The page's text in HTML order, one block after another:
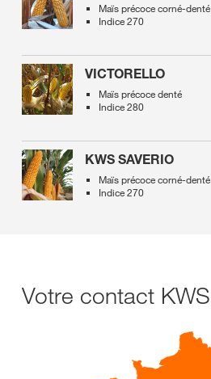
Maïs précoce corné-denté
Indice 270
VICTORELLO
Maïs précoce denté
Indice 280
KWS SAVERIO
Maïs précoce corné-denté
Indice 270
Votre contact KWS